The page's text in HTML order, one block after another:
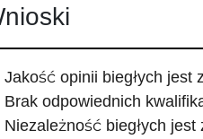
Jakość opinii biegłych jest
Brak odpowiednich
Niezależność biegłych jest